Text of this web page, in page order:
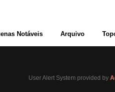
Notáveis Arquivo
User Alert System provided by